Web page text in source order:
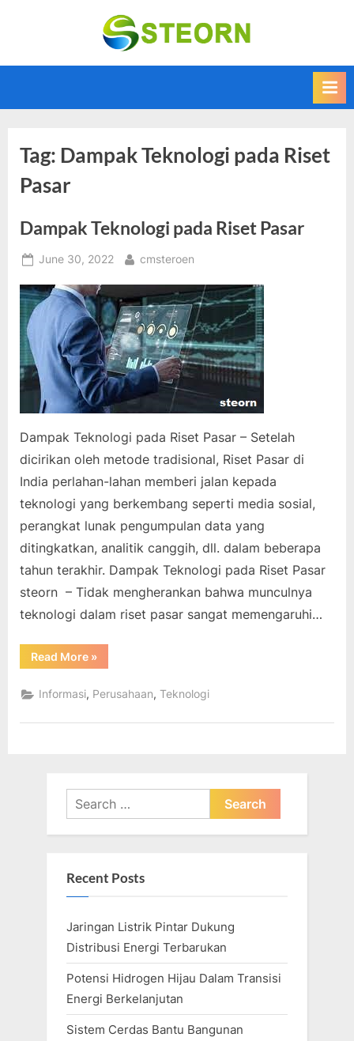
Informasi
Terkini dan
Informasi teknologi
terbaru dan
Tag: Dampak Teknologi pada Riset
Pasar
Dampak Teknologi pada Riset Pasar
Posted
June 30, 2022 By
cmsteroen
Dampak Teknologi pada Riset Pasar – Setelah
dicirikan oleh metode tradisional, Riset Pasar di
India perlahan-lahan memberi jalan kepada
teknologi yang berkembang seperti media sosial,
perangkat lunak pengumpulan data yang
ditingkatkan, analitik canggih, dll. dalam beberapa
tahun terakhir. Dampak Teknologi pada Riset Pasar
steorn – Tidak mengherankan bahwa munculnya
teknologi dalam riset pasar sangat memengaruhi…
Read More“Dampak
Teknologi
Riset
Pasar”
»
Informasi, Perusahaan,Teknologi
Search
for:
Recent Posts
Jaringan Listrik Pintar Dukung
Distribusi Energi Terbarukan
Potensi Hidrogen Hijau Dalam Transisi
Energi Berkelanjutan
Sistem Cerdas Bantu Bangunan